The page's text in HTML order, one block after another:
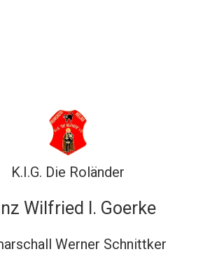
K.I.G. Die Roländer
Wilfried I. Goerke
Werner Schnittker